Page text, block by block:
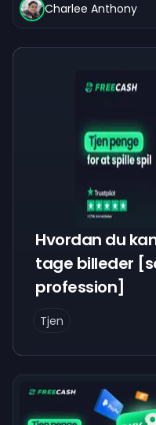
Charlee Anthony
Hvordan du
tage billeder
profession]
Tjen